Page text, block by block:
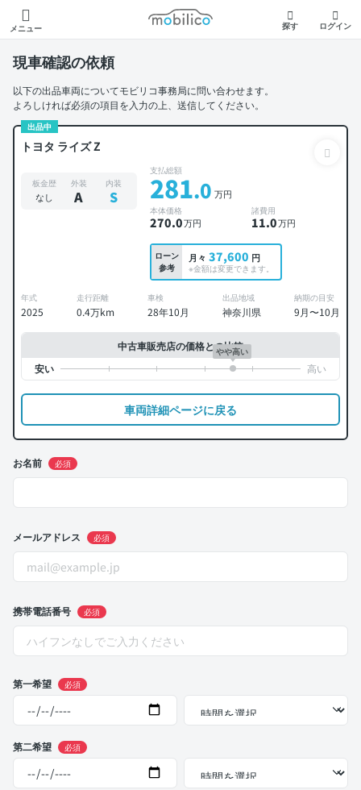
メニュー
モビリコ
探す ログイン
現車確認の依頼
以下の出品車両についてモビリコ事務局に問い合わせます。
よろしければ必須の項目を入力の上、送信してください。
出品中
トヨタ ライズ Z
板金歴
なし
外装
A
内装
S
支払総額
281.0 万円
本体価格
270.0万円
諸費用
11.0万円
ローン
参考
月々 37,600 円
※金額は変更できます。
年式
2025
走行距離
0.4万km
車検
28年10月
出品地域
神奈川県
納期の目安
9月〜10月
中古車販売店の価格との比較
やや高い
車両詳細ページに戻る
お名前 必須
メールアドレス 必須
携帯電話番号 必須
第一希望 必須
第二希望 必須